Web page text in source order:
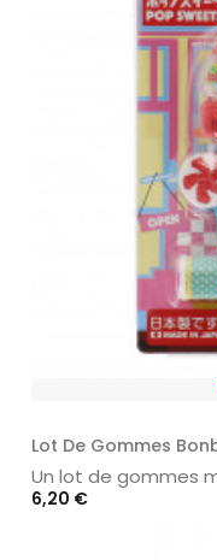
Lot De Gommes
Un lot de gommes
Prix
6,20 €